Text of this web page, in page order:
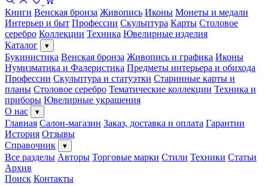
Книги Венская бронза Живопись Иконы Монеты и медали
Интерьер и быт Профессии Скульптура Карты Столовое
серебро Коллекции Техника Ювелирные изделия
Каталог
▾
Букинистика Венская бронза Живопись и графика Иконы
Нумизматика и Фалеристика Предметы интерьера и обихода
Профессии Скульптура и статуэтки Старинные карты и
планы Столовое серебро Тематические коллекции Техника и
приборы Ювелирные украшения
О нас
▾
Главная Салон-магазин Заказ, доставка и оплата Гарантии
История Отзывы
Справочник
▾
Все разделы Авторы Торговые марки Стили Техники Статьи
Архив
Поиск Контакты